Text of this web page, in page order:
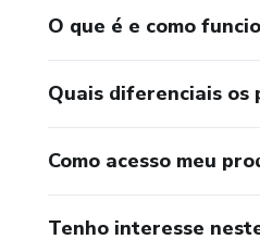
O que é e como
Quais diferenciais os
Como acesso meu
Tenho interesse